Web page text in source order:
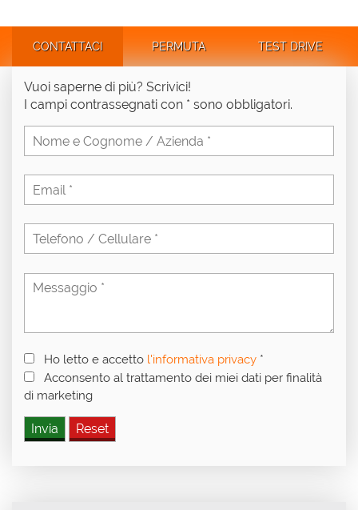
CONTATTACI PERMUTA TEST DRIVE
Vuoi saperne di più? Scrivici!
I campi contrassegnati con * sono obbligatori.
Ho letto e accetto l'informativa privacy *
Acconsento al trattamento dei miei dati per finalità
di marketing